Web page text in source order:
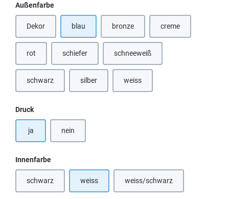
Außenfarbeauswählen
Dekor(Diese Option ist zurzeit nicht verfügbar.)
blau bronze(Diese Option ist zurzeit nicht
creme
rot(Diese Option ist zurzeit nicht verfügbar.)
schiefer(Diese Option ist zurzeit nicht verfügbar.)
schneeweiß(Diese Option ist zurzeit nicht
schwarz(Diese Option ist zurzeit nicht verfügbar.)
silber(Diese Option ist zurzeit nicht verfügbar.)
weiss
Druckauswählen
ja nein
Innenfarbeauswählen
schwarz(Diese Option ist zurzeit nicht verfügbar.)
weiss weiss/schwarz